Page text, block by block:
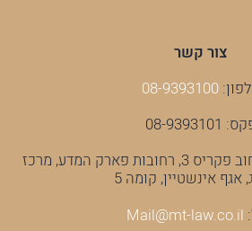
צור קשר
08-9393100
08-9393101
סניף ראשי רחובות: רחוב פקריס 3, רחובות פארק המדע, מרכז
אגף אינשטיין, קומה 5
Mail@mt-law.co.il